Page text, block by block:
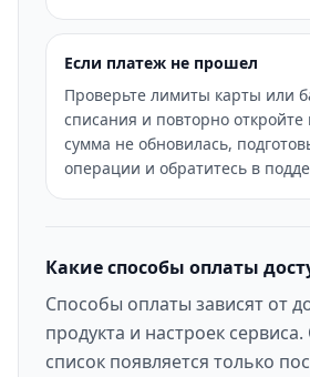
Если платеж не прошел
Проверьте лимиты карты или
списания и повторно откройте
сумма не обновилась,
операции и обратитесь в
Какие способы оплаты
Способы оплаты зависят от
продукта и настроек
список появляется только